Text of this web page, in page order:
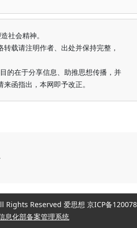
社会精神。
载请注明作者、出处并保持完整，
的在于分享信息、助推思想传播，并
函指出，本网即予改正。
Reserved 爱思想 京ICP备
息化部备案管理系统